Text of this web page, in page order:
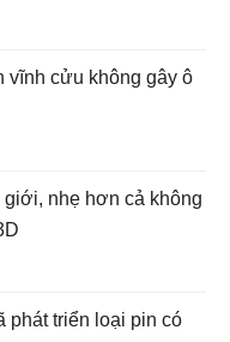
vĩnh cửu không gây ô
nhẹ hơn cả không
phát triển loại pin có